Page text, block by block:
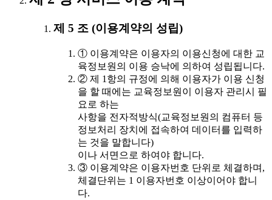
제 5 조 (이용계약의 성립)
① 이용계약은 이용자의 이용신청에 대한 교
육정보원의 이용 승낙에 의하여 성립됩니다.
② 제 1항의 규정에 의해 이용자가 이용 신청
을 할 때에는 교육정보원이 이용자 관리시 필
요로 하는
사항을 전자적방식(교육정보원의 컴퓨터 등
정보처리 장치에 접속하여 데이터를 입력하
는 것을 말합니다)
이나 서면으로 하여야 합니다.
③ 이용계약은 이용자번호 단위로 체결하며,
체결단위는 1 이용자번호 이상이어야 합니
다.